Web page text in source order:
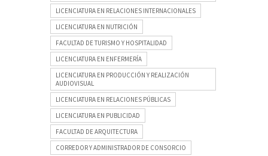
LICENCIATURA EN RELACIONES INTERNACIONALES
LICENCIATURA EN NUTRICIÓN
FACULTAD DE TURISMO Y HOSPITALIDAD
LICENCIATURA EN ENFERMERÍA
LICENCIATURA EN PRODUCCIÓN Y REALIZACIÓN
AUDIOVISUAL
LICENCIATURA EN RELACIONES PÚBLICAS
LICENCIATURA EN PUBLICIDAD
FACULTAD DE ARQUITECTURA
CORREDOR Y ADMINISTRADOR DE CONSORCIO